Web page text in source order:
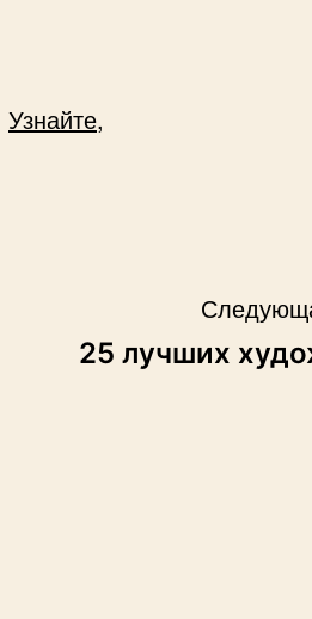
Узнайте,
25 лучших